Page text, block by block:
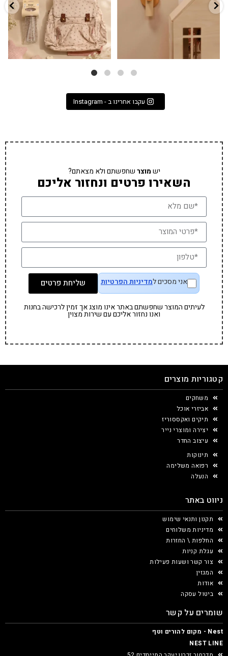
עקבו אחרינו ב - Instagram
ישמוצרשחפשתם ולא מצאתם?
השאירו פרטים ונחזור אליכם
אני מסכים למדיניות הפרטיות שליחת פרטים
לעיתים המוצר שחפשתם באתר אינו מוצג אך זמין לרכישה בחנות
ואנו נחזור אליכם עם שירות מצוין
קטגוריות מוצרים
משחקים
אביזרי אוכל
תיקים ואקססוריז
יצירה ומוצרי נייר
עיצוב החדר
תינוקות
רפואה משלימה
הנעלה
ניווט באתר
תקנון ותנאי שימוש
מדיניות משלוחים
החלפות \ החזרות
עגלת קניות
צור קשר ושעות פעילות
המגזין
אודות
ביטול עסקה
שומרים על קשר
Nest - מקום להורים וטף
NEST LINE